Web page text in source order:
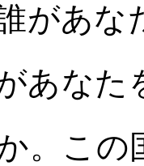
があ
あな
。こ